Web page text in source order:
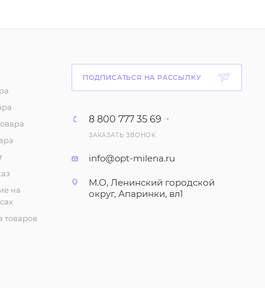
на
товаров
ПОДПИСАТЬСЯ НА РАССЫЛКУ
8 800 777 35 69
ЗАКАЗАТЬ ЗВОНОК
info@opt-milena.ru
М.О, Ленинский городской
округ, Апаринки, вл1